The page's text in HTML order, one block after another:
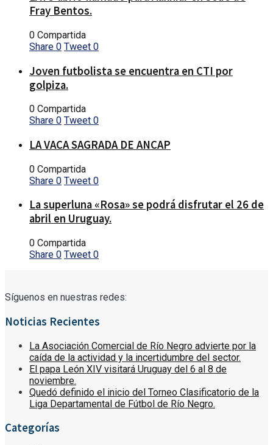
Fray Bentos.
0 Compartida
Share 0 Tweet 0
Joven futbolista se encuentra en CTI por
golpiza.
0 Compartida
Share 0 Tweet 0
LA VACA SAGRADA DE ANCAP
0 Compartida
Share 0 Tweet 0
La superluna «Rosa» se podrá disfrutar el 26 de
abril en Uruguay.
0 Compartida
Share 0 Tweet 0
Síguenos en nuestras redes:
Noticias Recientes
La Asociación Comercial de Río Negro advierte por la
caída de la actividad y la incertidumbre del sector.
El papa León XIV visitará Uruguay del 6 al 8 de
noviembre.
Quedó definido el inicio del Torneo Clasificatorio de la
Liga Departamental de Fútbol de Río Negro.
Categorías